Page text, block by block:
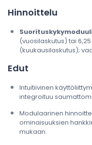
Hinnoittelu
(vuosilaskutus) tai
(kuukausilaskutus);
Edut
Intuitiivinen
integroituu
Modulaarinen
ominaisuuksien
mukaan.